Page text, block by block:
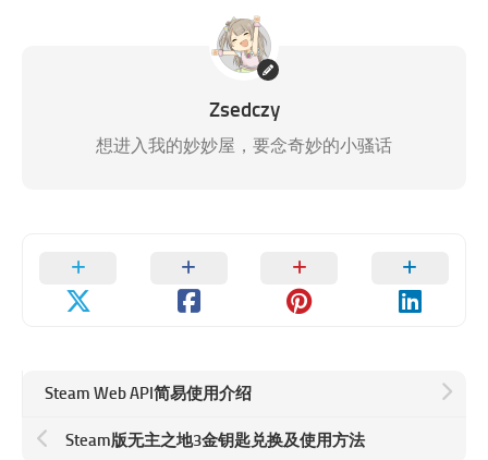
Zsedczy
想进入我的妙妙屋，要念奇妙的小骚话
Steam Web API简易使用介绍
Steam版无主之地3金钥匙兑换及使用方法